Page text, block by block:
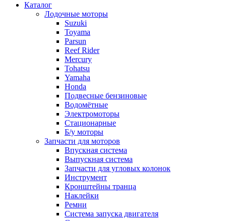
Каталог
Лодочные моторы
Suzuki
Toyama
Parsun
Reef Rider
Mercury
Tohatsu
Yamaha
Honda
Подвесные бензиновые
Водомётные
Электромоторы
Стационарные
Б/у моторы
Запчасти для моторов
Впускная система
Выпускная система
Запчасти для угловых колонок
Инструмент
Кронштейны транца
Наклейки
Ремни
Система запуска двигателя